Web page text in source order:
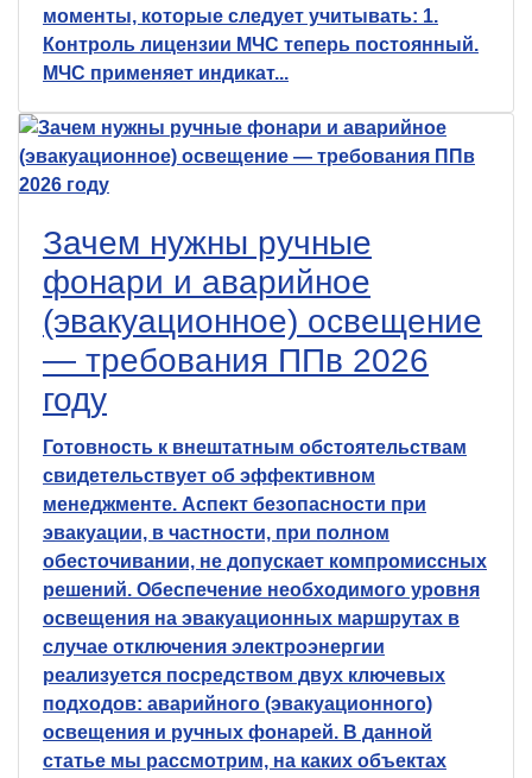
моменты, которые следует учитывать: 1.
Контроль лицензии МЧС теперь постоянный.
МЧС применяет индикат...
Зачем нужны ручные
фонари и аварийное
(эвакуационное) освещение
— требования ППв 2026
году
Готовность к внештатным обстоятельствам
свидетельствует об эффективном
менеджменте. Аспект безопасности при
эвакуации, в частности, при полном
обесточивании, не допускает компромиссных
решений. Обеспечение необходимого уровня
освещения на эвакуационных маршрутах в
случае отключения электроэнергии
реализуется посредством двух ключевых
подходов: аварийного (эвакуационного)
освещения и ручных фонарей. В данной
статье мы рассмотрим, на каких объектах